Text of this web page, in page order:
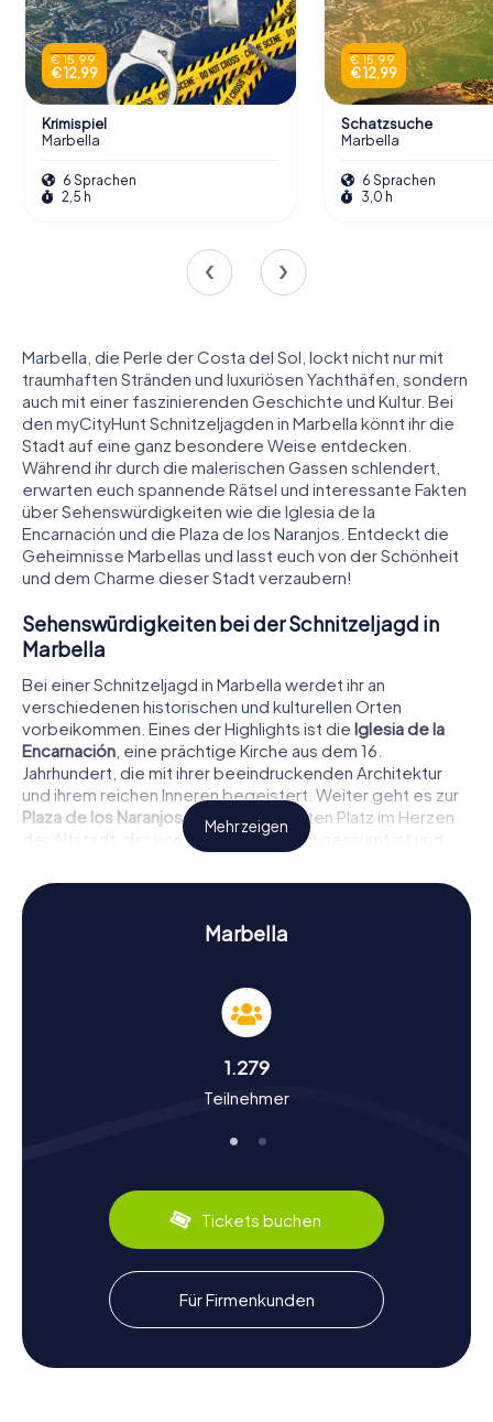
€ 15,99
€ 12,99
Krimispiel
Marbella
6 Sprachen
2,5 h
€ 15,99
€ 12,99
Schatzsuche
Marbella
6 Sprachen
3,0 h
Marbella, die Perle der Costa del Sol, lockt nicht nur mit
traumhaften Stränden und luxuriösen Yachthäfen, sondern
auch mit einer faszinierenden Geschichte und Kultur. Bei
den myCityHunt Schnitzeljagden in Marbella könnt ihr die
Stadt auf eine ganz besondere Weise entdecken.
Während ihr durch die malerischen Gassen schlendert,
erwarten euch spannende Rätsel und interessante Fakten
über Sehenswürdigkeiten wie die Iglesia de la
Encarnación und die Plaza de los Naranjos. Entdeckt die
Geheimnisse Marbellas und lasst euch von der Schönheit
und dem Charme dieser Stadt verzaubern!
Sehenswürdigkeiten bei der Schnitzeljagd in
Marbella
Bei einer Schnitzeljagd in Marbella werdet ihr an
verschiedenen historischen und kulturellen Orten
vorbeikommen. Eines der Highlights ist die Iglesia de la
Encarnación , eine prächtige Kirche aus dem 16.
Jahrhundert, die mit ihrer beeindruckenden Architektur
und ihrem reichen Inneren begeistert. Weiter geht es zur
Plaza de los Naranjos, einem charmanten Platz im Herzen
der Altstadt, der von Orangenbäumen gesäumt ist und
urbana de Marbella, die alte Stadtmauer, ist Teil der Route
und gibt euch einen Einblick in die Verteidigungsanlagen
der Stadt. Während ihr diese Sehenswürdigkeiten
erkundet, müsst ihr verschiedene Rätsel lösen, die euch
Geschichte und Kultur bei der Schnitzeljagd in
Die myCityHunt Schnitzeljagden in Marbella sind nicht nur
Reise durch die Geschichte und Kultur der Stadt. Marbella
Jungsteinzeit zurückreicht. Die Stadt wurde von den
Phöniziern gegründet und später von den Römern und
Mauren geprägt. Wusstet ihr, dass der Name Marbella von
einem kleinen kristallinen Quellsee abgeleitet ist? Oder
dass Alfonso von Hohenlohe in den 1950er Jahren den
Grundstein für den modernen Tourismus in Marbella legte,
indem er das Marbella-Club-Hotel eröffnete? Neben
historischen Fakten erfahrt ihr auch viel über die kulturellen
Besonderheiten der Stadt, wie die traditionelle
Mehr zeigen
Marbella
1.279
Teilnehmer
Tickets buchen
Für Firmenkunden